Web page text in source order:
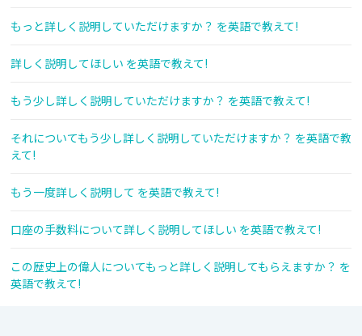
もっと詳しく説明していただけますか？ を英語で教えて!
詳しく説明してほしい を英語で教えて!
もう少し詳しく説明していただけますか？ を英語で教えて!
それについてもう少し詳しく説明していただけますか？ を英語で教
えて!
もう一度詳しく説明して を英語で教えて!
口座の手数料について詳しく説明してほしい を英語で教えて!
この歴史上の偉人についてもっと詳しく説明してもらえますか？ を
英語で教えて!